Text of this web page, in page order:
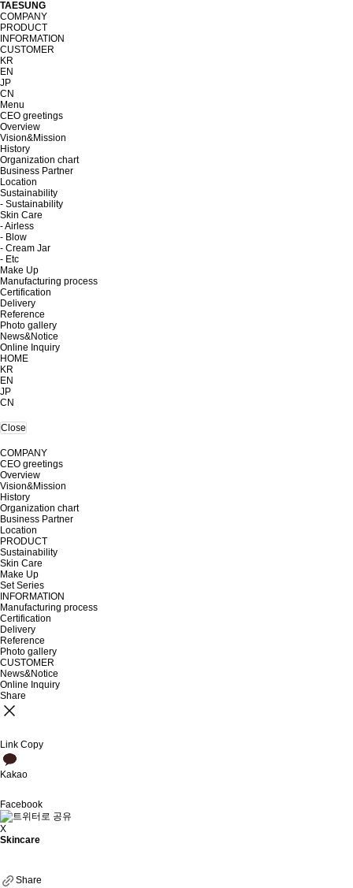
TAESUNG
COMPANY
PRODUCT
INFORMATION
CUSTOMER
KR
EN
JP
CN
Menu
CEO greetings
Overview
Vision&Mission
History
Organization chart
Business Partner
Location
Sustainability
- Sustainability
Skin Care
- Airless
- Blow
- Cream Jar
- Etc
Make Up
Manufacturing process
Certification
Delivery
Reference
Photo gallery
News&Notice
Online Inquiry
HOME
KR
EN
JP
CN
Close
COMPANY
CEO greetings
Overview
Vision&Mission
History
Organization chart
Business Partner
Location
PRODUCT
Sustainability
Skin Care
Make Up
Set Series
INFORMATION
Manufacturing process
Certification
Delivery
Reference
Photo gallery
CUSTOMER
News&Notice
Online Inquiry
Share
Link Copy
Kakao
Facebook
X
Skincare
Share